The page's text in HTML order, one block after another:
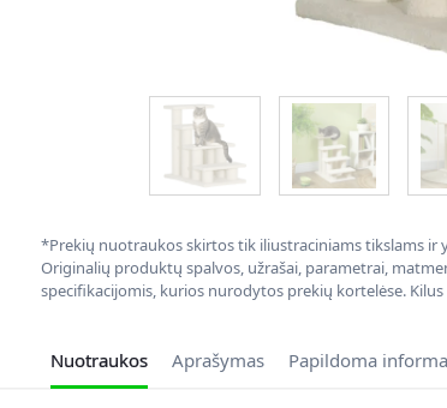
*Prekių nuotraukos skirtos tik iliustraciniams tikslams ir
Originalių produktų spalvos, užrašai, parametrai,
specifikacijomis, kurios nurodytos prekių kortelėse.
Nuotraukos Aprašymas Papildoma